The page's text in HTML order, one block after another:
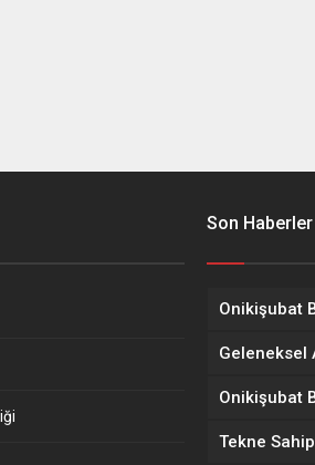
Son Haberler